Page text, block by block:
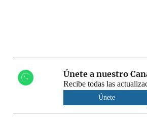
Únete a nuestro
Recibe todas las
Únete